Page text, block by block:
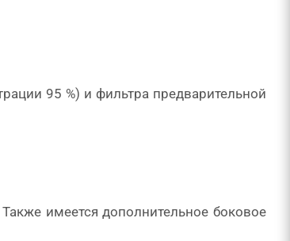
95 %) и фильтра предварительной
имеется дополнительное боковое